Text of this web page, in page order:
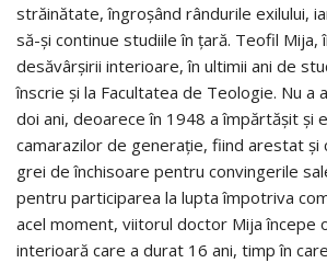
străinătate, îngroşând rândurile exilului,
să-şi continue studiile în ţară. Teofil Mija,
desăvârşirii interioare, în ultimii ani de
înscrie şi la Facultatea de Teologie. Nu a
doi ani, deoarece în 1948 a împărtăşit şi
camarazilor de generaţie, fiind arestat şi
grei de închisoare pentru convingerile
pentru participarea la lupta împotriva
acel moment, viitorul doctor Mija începe
interioară care a durat 16 ani, timp în